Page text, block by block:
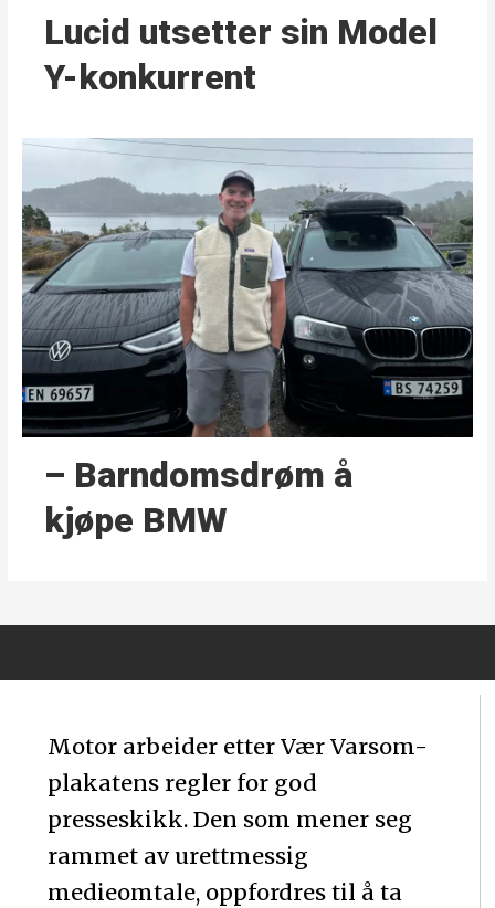
Lucid utsetter sin Model
Y-konkurrent
– Barndoms­drøm å
kjøpe BMW
Motor arbeider etter Vær Varsom-
plakatens regler for god
presseskikk. Den som mener seg
rammet av urettmessig
medieomtale, oppfordres til å ta